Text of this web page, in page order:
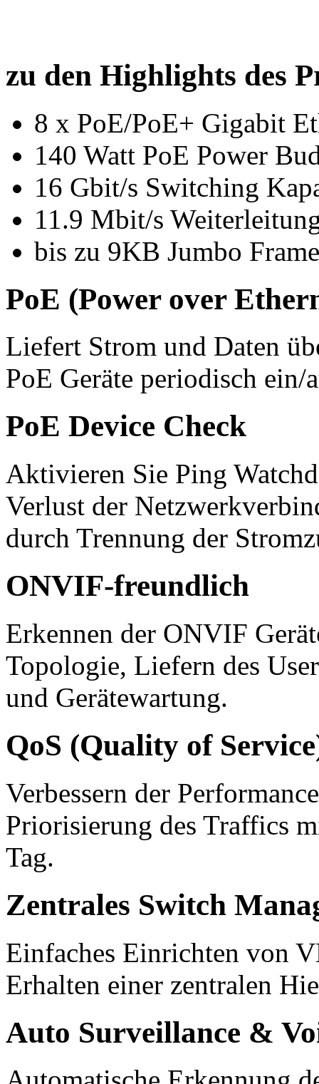
zu den Highlights des
8 x PoE/PoE+ Gigabit
140 Watt PoE Power
16 Gbit/s Switching
11.9 Mbit/s
bis zu 9KB Jumbo Frame
PoE (Power over
Liefert Strom und Daten
PoE Geräte periodisch ein/
PoE Device Check
Aktivieren Sie Ping
Verlust der
durch Trennung der
ONVIF-freundlich
Erkennen der ONVIF
Topologie, Liefern des
und Gerätewartung.
QoS (Quality of
Verbessern der
Priorisierung des Traffics
Tag.
Zentrales Switch
Einfaches Einrichten von
Erhalten einer zentralen
Auto Surveillance &